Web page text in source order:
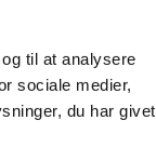
til at analysere
sociale medier,
du har givet